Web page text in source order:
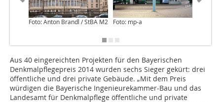
Foto: Anton Brandl / StBA M2 Foto: mp-a
Aus 40 eingereichten Projekten für den Bayerischen
Denkmalpflegepreis 2014 wurden sechs Sieger gekürt: drei
öffentliche und drei private Gebäude. „Mit dem Preis
würdigen die Bayerische Ingenieurekammer-Bau und das
Landesamt für Denkmalpflege öffentliche und private